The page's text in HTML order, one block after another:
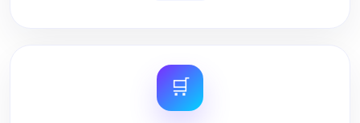
🛒